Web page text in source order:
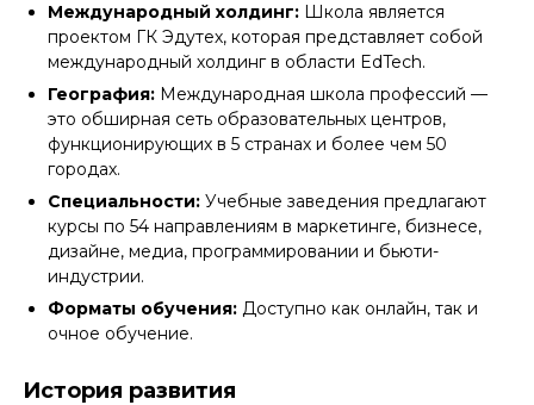
Международный холдинг: Школа является
проектом ГК Эдутех, которая представляет собой
международный холдинг в области EdTech.
География: Международная школа профессий —
это обширная сеть образовательных центров,
функционирующих в 5 странах и более чем 50
городах.
Специальности: Учебные заведения предлагают
курсы по 54 направлениям в маркетинге, бизнесе,
дизайне, медиа, программировании и бьюти-
индустрии.
Форматы обучения: Доступно как онлайн, так и
очное обучение.
История развития